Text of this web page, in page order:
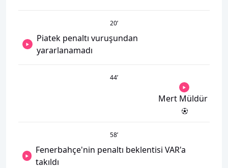
20’
Piatek penaltı vuruşundan
yararlanamadı
44’
Mert Müldür
58’
Fenerbahçe'nin penaltı beklentisi VAR'a
takıldı